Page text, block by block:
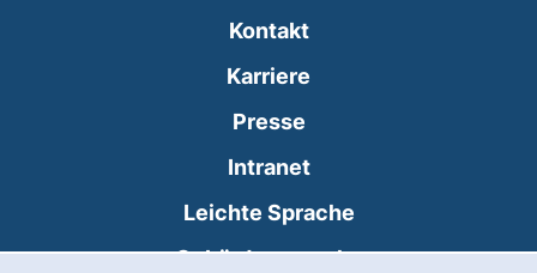
Kontakt
Karriere
Presse
Intranet(externer Link, öffnet
Leichte Sprache
Gebärdensprache